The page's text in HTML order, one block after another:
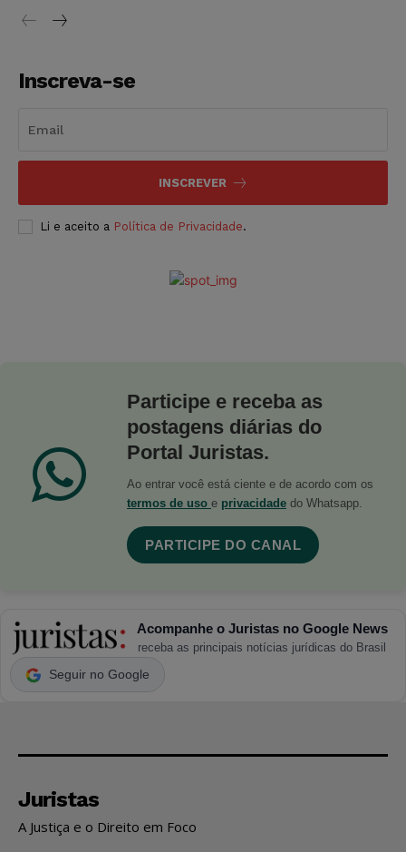
Inscreva-se
INSCREVER
Li e aceito a Política de Privacidade.
Participe e receba as
postagens diárias do
Portal Juristas.
Ao entrar você está ciente e de acordo com os
termos de uso e privacidade do Whatsapp.
PARTICIPE DO CANAL
Acompanhe o Juristas no Google News
receba as principais notícias jurídicas do Brasil
Seguir no Google
Juristas
A Justiça e o Direito em Foco